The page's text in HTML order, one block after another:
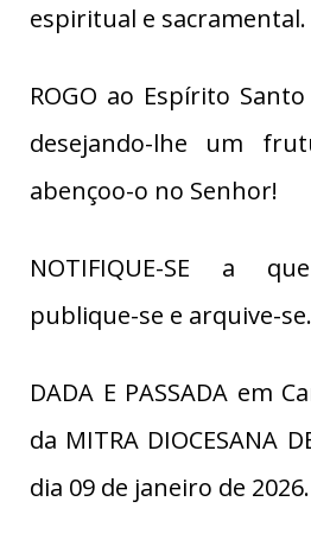
espiritual e sacramental.
ROGO ao Espírito
desejando-lhe um
abençoo-o no Senhor!
NOTIFIQUE-SE a
publique-se e arquive-se.
DADA E PASSADA em
da MITRA DIOCESANA
dia 09 de janeiro de 2026.